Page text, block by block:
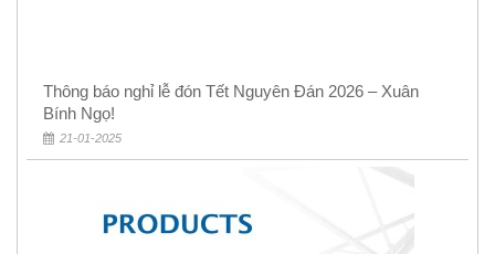
Thông báo nghỉ lễ đón Tết Nguyên Đán 2026 – Xuân
Bính Ngọ!
21-01-2025